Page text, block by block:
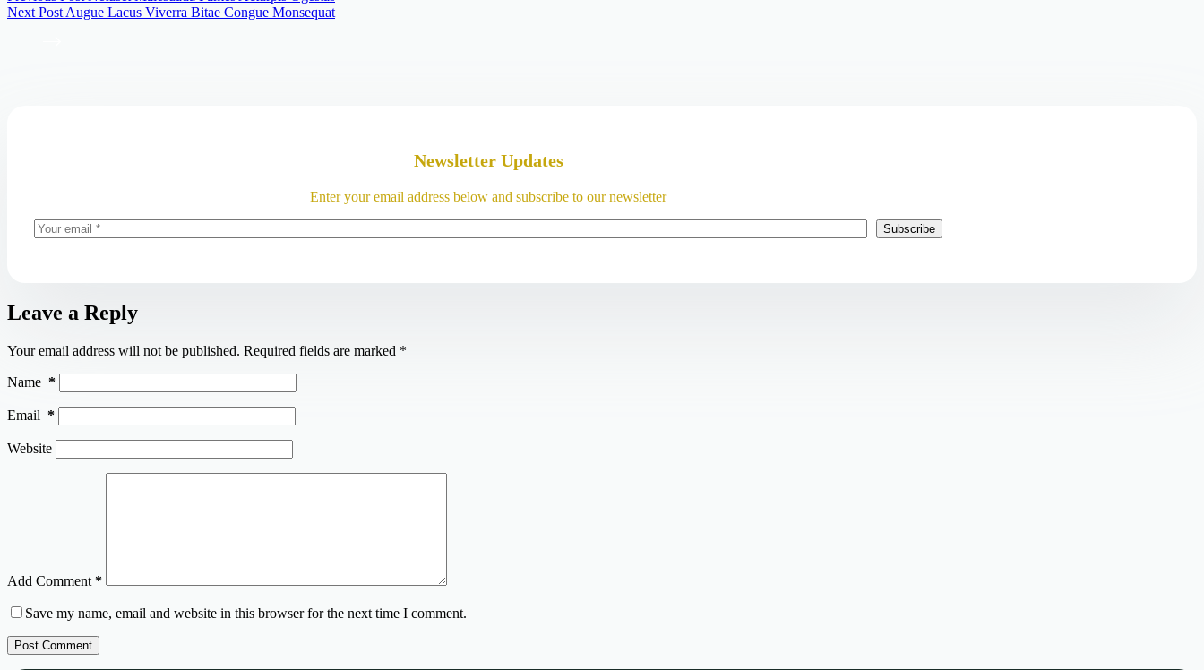
Next Post Augue Lacus Viverra Bitae Congue Monsequat
Newsletter Updates
Enter your email address below and subscribe to our newsletter
Subscribe
Leave a Reply
Your email address will not be published. Required fields are marked *
Name *
Email *
Website
Add Comment *
Save my name, email and website in this browser for the next time I comment.
Post Comment